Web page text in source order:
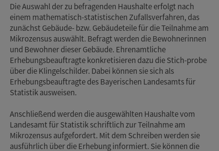
Die Auswahl der zu befragenden Haushalte erfolgt nach
einem mathematisch-statistischen Zufallsverfahren, das
zunächst Gebäude- bzw. Gebäudeteile für die Teilnahme am
Mikrozensus auswählt. Befragt werden die Bewohnerinnen
und Bewohner dieser Gebäude. Ehrenamtliche
Erhebungsbeauftragte konkretisieren dazu die Stich-probe
über die Klingelschilder. Dabei können sie sich als
Erhebungsbeauftragte des Bayerischen Landesamts für
Statistik ausweisen.
Anschließend werden die ausgewählten Haushalte vom
Landesamt für Statistik schriftlich zur Teilnahme am
Mikrozensus aufgefordert. Mit dem Schreiben werden sie
ausführlich über die Erhebung informiert. Sie können die